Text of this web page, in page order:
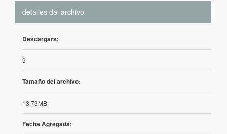
detalles del archivo
Descargars:
9
Tamaño del archivo:
13.73MB
Fecha Agregada: